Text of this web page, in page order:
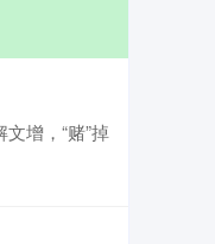
增，“赌”掉